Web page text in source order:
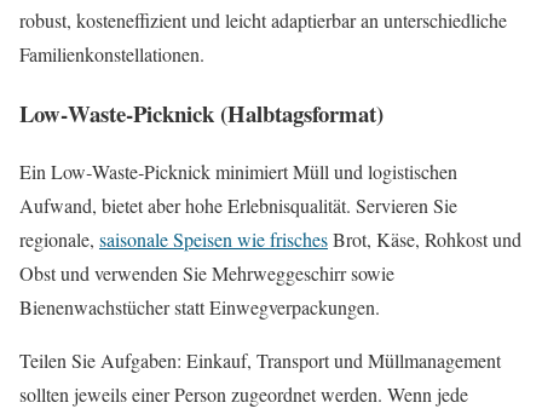
robust, kosteneffizient und leicht adaptierbar an unterschiedliche
Familienkonstellationen.
Low‑Waste‑Picknick (Halbtagsformat)
Ein Low‑Waste‑Picknick minimiert Müll und logistischen
Aufwand, bietet aber hohe Erlebnisqualität. Servieren Sie
regionale, saisonale Speisen wie frischesBrot, Käse, Rohkost und
Obst und verwenden Sie Mehrweggeschirr sowie
Bienenwachstücher statt Einwegverpackungen.
Teilen Sie Aufgaben: Einkauf, Transport und Müllmanagement
sollten jeweils einer Person zugeordnet werden. Wenn jede